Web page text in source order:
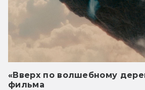
«Вверх по волшебному
фильма